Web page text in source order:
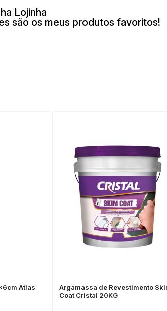
Lojinha
são os meus produtos favoritos!
Atlas
Argamassa de Revestimento
Coat Cristal 20KG